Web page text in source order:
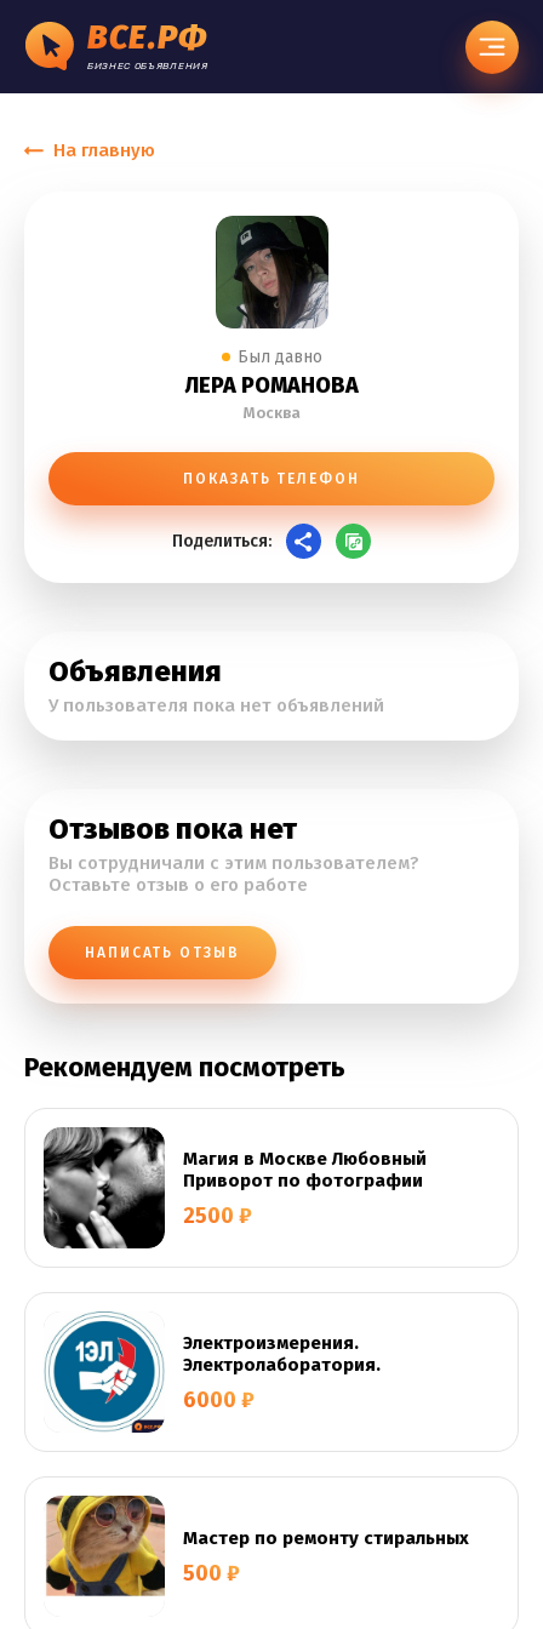
ВСЕ.РФ
БИЗНЕС ОБЪЯВЛЕНИЯ
На главную
Был давно
ЛЕРА РОМАНОВА
Москва
ПОКАЗАТЬ ТЕЛЕФОН
Поделиться:
Объявления
У пользователя пока нет объявлений
Отзывов пока нет
Вы сотрудничали с этим пользователем?
Оставьте отзыв о его работе
НАПИСАТЬ ОТЗЫВ
Рекомендуем посмотреть
Магия в Москве Любовный
Приворот по фотографии
2500 ₽
Электроизмерения.
Электролаборатория.
6000 ₽
Мастер по ремонту стиральных
500 ₽